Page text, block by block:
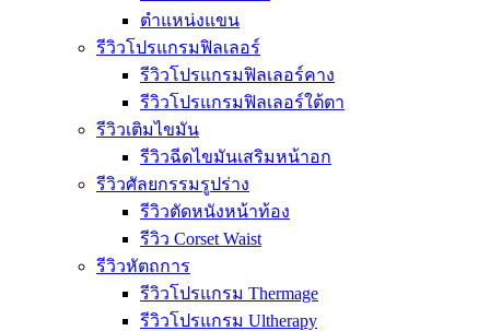
ตำแหน่งแขน
รีวิวโปรแกรมฟิลเลอร์
รีวิวโปรแกรมฟิลเลอร์คาง
รีวิวโปรแกรมฟิลเลอร์ใต้ตา
รีวิวเติมไขมัน
รีวิวฉีดไขมันเสริมหน้าอก
รีวิวศัลยกรรมรูปร่าง
รีวิวตัดหนังหน้าท้อง
รีวิว Corset Waist
รีวิวหัตถการ
รีวิวโปรแกรม Thermage
รีวิวโปรแกรม Ultherapy